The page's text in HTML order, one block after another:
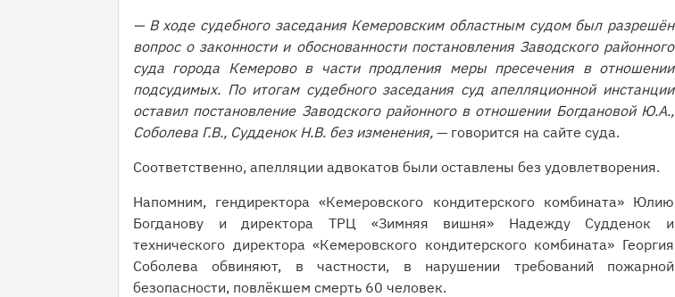
— В ходе судебного заседания Кемеровским областным судом был разрешён
вопрос о законности и обоснованности постановления Заводского районного
суда города Кемерово в части продления меры пресечения в отношении
подсудимых. По итогам судебного заседания суд апелляционной инстанции
оставил постановление Заводского районного в отношении Богдановой Ю.А.,
Соболева Г.В., Судденок Н.В. без изменения, — говорится на сайте суда.
Соответственно, апелляции адвокатов были оставлены без удовлетворения.
Напомним, гендиректора «Кемеровского кондитерского комбината» Юлию
Богданову и директора ТРЦ «Зимняя вишня» Надежду Судденок и
технического директора «Кемеровского кондитерского комбината» Георгия
Соболева обвиняют, в частности, в нарушении требований пожарной
безопасности, повлёкшем смерть 60 человек.